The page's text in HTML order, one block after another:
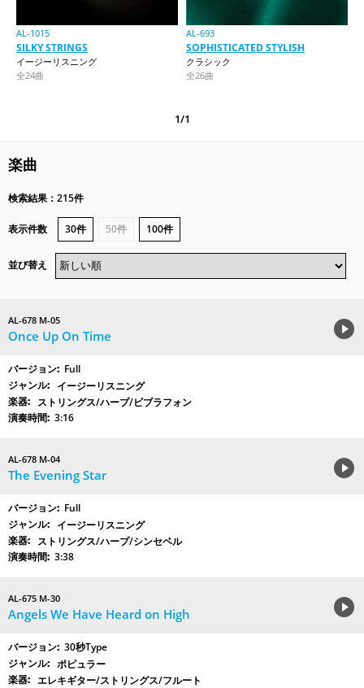
AL-1015
SILKY STRINGS
イージーリスニング
全24曲
AL-693
SOPHISTICATED STYLISH
クラシック
全26曲
1/1
楽曲
検索結果：215件
表示件数 30件 50件 100件
並び替え
AL-678 M-05
Once Up On Time
Full
イージーリスニング
ストリングス/ハープ/ビブラフォン
3:16
AL-678 M-04
The Evening Star
Full
イージーリスニング
ストリングス/ハープ/シンセベル
3:38
AL-675 M-30
Angels We Have Heard on High
30秒Type
ポピュラー
エレキギター/ストリングス/フルート